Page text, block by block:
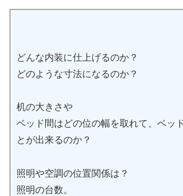
どんな内装に仕上げるのか？
どのような寸法になるのか？
机の大きさや
ベッド間はどの位の幅を取れて、ベッ
とが出来るのか？
照明や空調の位置関係は？
照明の台数。